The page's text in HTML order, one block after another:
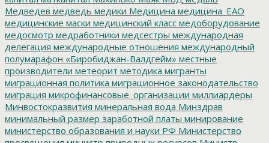
Медведев медведь медики Медицина медицина_ЕАО
медицинские маски медицинский класс медоборудование
медосмотр медработники медсестры международная
делегация международные отношения международный
полумарафон «Биробиджан-Валдгейм» местные
производители метеорит методика мигранты
миграционная политика миграционное законодательство
миграция микрофинансовые_организации миллиардеры
Минвостокразвития минеральная вода Минздрав
минимальный размер заработной платы минирование
министерство образования и науки РФ Министерство